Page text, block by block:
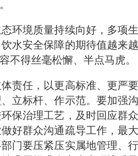
环境质量持续向好，多项
水安全保障的期待值越来
不得丝毫松懈、半点马虎。
责任，以更高标准、更严
立标杆、作示范。要加强
保治理工艺，及时回应群
好群众沟通疏导工作，最
门要压紧压实属地管理、